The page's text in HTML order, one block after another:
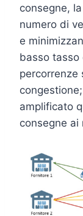
consegne,
numero di
e
basso tasso
percorrenze
amplificato
consegne